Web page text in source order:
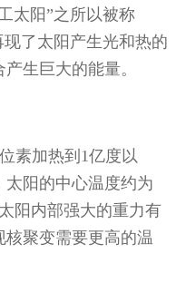
太阳”之所以被称
了太阳产生光和热的
生巨大的能量。
素加热到 1亿度以
太阳的中心温度约为
阳内部强大的重力有
聚变需要更高的温